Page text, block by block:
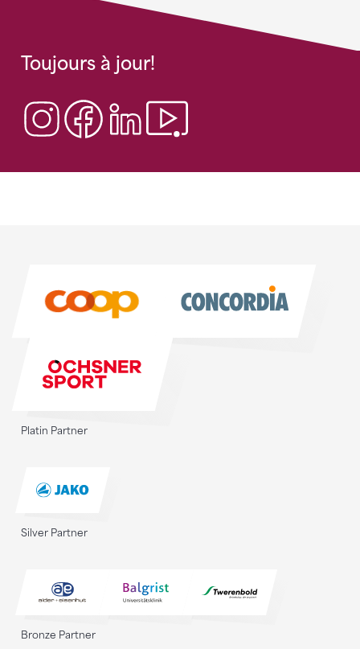
Toujours à jour!
Platin Partner
Silver Partner
Bronze Partner